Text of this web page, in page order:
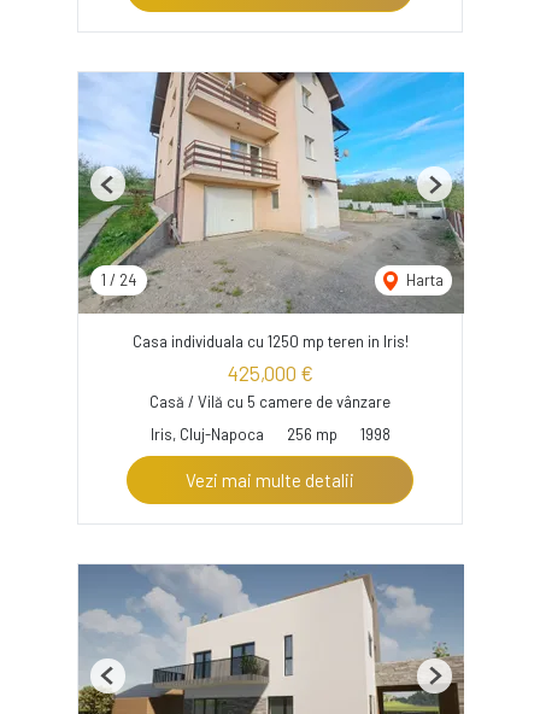
1 / 24 Harta
Previous Next
Casa individuala cu 1250 mp teren in Iris!
425,000 €
Casă / Vilă cu 5 camere de vânzare
Iris, Cluj-Napoca
256 mp 1998
Vezi mai multe detalii
Previous Next